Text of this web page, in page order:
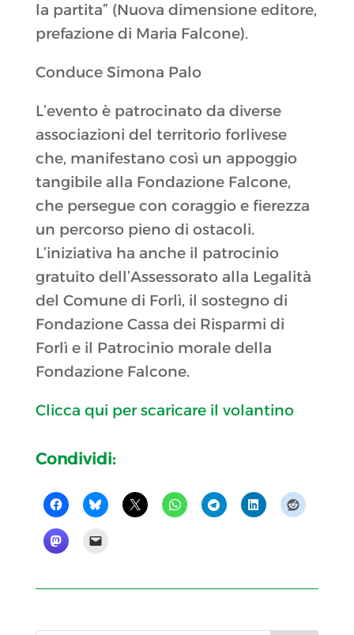
la partita” (Nuova dimensione editore,
prefazione di Maria Falcone).
Conduce Simona Palo
L’evento è patrocinato da diverse
associazioni del territorio forlivese
che, manifestano così un appoggio
tangibile alla Fondazione Falcone,
che persegue con coraggio e fierezza
un percorso pieno di ostacoli.
L’iniziativa ha anche il patrocinio
gratuito dell’Assessorato alla Legalità
del Comune di Forlì, il sostegno di
Fondazione Cassa dei Risparmi di
Forlì e il Patrocinio morale della
Fondazione Falcone.
Clicca qui per scaricare il volantino
Condividi: